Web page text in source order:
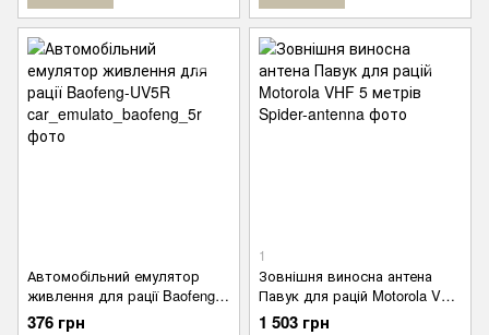
Автомобільний емулятор
живлення для рації Baofeng-
UV5R
376 грн
1
Зовнішня виносна антена
Павук для рацій Motorola VHF
5 метрів
1 503 грн